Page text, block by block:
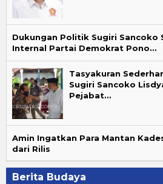
Dukungan Politik Sugiri Sancoko
Internal Partai Demokrat Pono…
Tasyakuran
Sugiri Sancoko
Pejabat…
Amin Ingatkan Para Mantan
dari Rilis
Berita Budaya